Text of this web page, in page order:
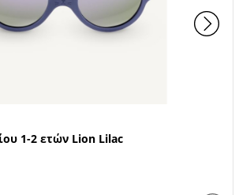
1-2 ετών Lion Lilac